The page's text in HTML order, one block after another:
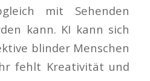
mit Sehenden
kann. KI kann sich
blinder Menschen
fehlt Kreativität und